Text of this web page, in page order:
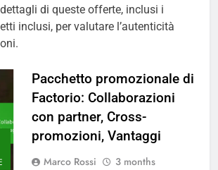
di queste offerte, inclusi i
inclusi, per valutare l’autenticità
Pacchetto promozionale di
Factorio: Collaborazioni
con partner, Cross-
promozioni, Vantaggi
Marco Rossi
3 months